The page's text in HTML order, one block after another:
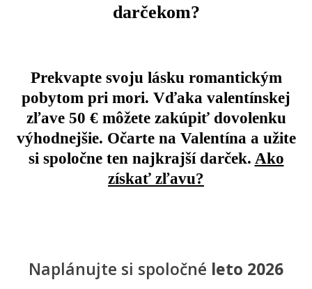
darčekom?
Prekvapte svoju lásku romantickým
pobytom pri mori. Vďaka valentínskej
zľave 50 € môžete zakúpiť dovolenku
výhodnejšie. Očarte na Valentína a užite
si spoločne ten najkrajší darček. Ako
získať zľavu?
Naplánujte si spoločné leto 2026